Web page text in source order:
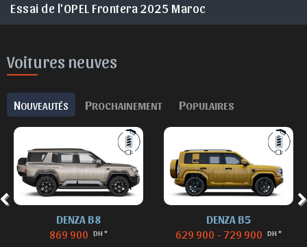
Essai de l'OPEL Frontera 2025 Maroc
Voitures neuves
NOUVEAUTÉS PROCHAINEMENT POPULAIRES
DENZA B8
869 900 DH *
DENZA B5
629 900 - 729 900 DH *